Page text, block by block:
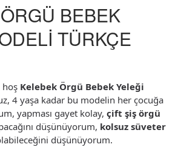
BEBEK
TÜRKÇE
hoş Kelebek Örgü Bebek Yeleği
4 yaşa kadar bu modelin her çocuğa
yapması gayet kolay, çift şiş örgü
düşünüyorum, kolsuz süveter
düşünüyorum.